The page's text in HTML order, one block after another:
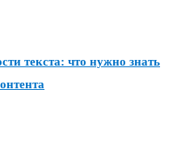
текста: что нужно знать